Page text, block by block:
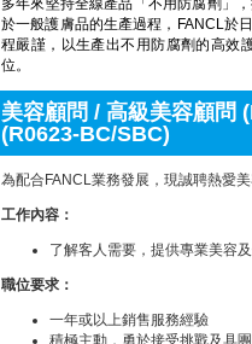
多年來堅持全線產品「不用防腐劑」
於一般護膚品的生產過程，FANCL於
程嚴謹，以生產出不用防腐劑的高效
位。
美容顧問 / 高級美容顧
(R0623-BC/SBC)
為配合FANCL業務發展，現誠聘熱愛
工作內容：
了解客人需要，提供專業美容
職位要求：
一年或以上銷售服務經驗